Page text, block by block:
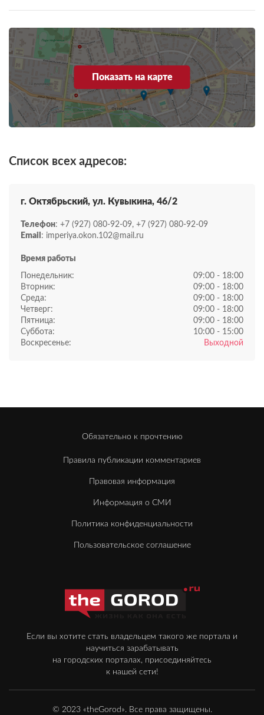
Показать на карте
Список всех адресов:
г. Октябрьский, ул. Кувыкина, 46/2
Телефон: +7 (927) 080-92-09, +7 (927) 080-92-09
Email : imperiya.okon.102@mail.ru
Время работы
Понедельник:
09:00 - 18:00
Вторник:
09:00 - 18:00
Среда:
09:00 - 18:00
Четверг:
09:00 - 18:00
Пятница:
09:00 - 18:00
Суббота:
10:00 - 15:00
Воскресенье:
Выходной
Обязательно к прочтению
Правила публикации комментариев
Правовая информация
Информация о СМИ
Политика конфиденциальности
Пользовательское соглашение
Если вы хотите стать владельцем такого же портала и
научиться зарабатывать
на городских порталах, присоединяйтесь
к нашей сети!
© 2023 «theGorod». Все права защищены.